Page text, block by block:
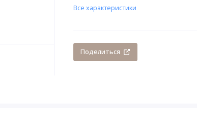
Все характеристики
Поделиться